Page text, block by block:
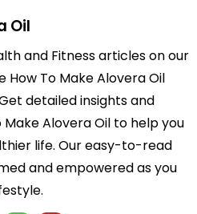
Oil
and Fitness articles on our
How To Make Alovera Oil
detailed insights and
Alovera Oil to help you
life. Our easy-to-read
and empowered as you